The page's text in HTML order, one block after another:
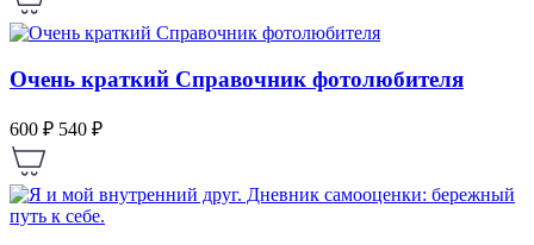
Очень краткий Справочник фотолюбителя
600 ₽ 540 ₽